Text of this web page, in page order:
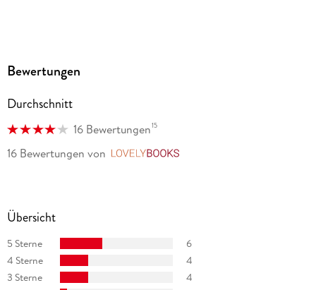
Bewertungen
Durchschnitt
16 Bewertungen15
16 Bewertungen von
Übersicht
5 Sterne
6
4 Sterne
4
3 Sterne
4